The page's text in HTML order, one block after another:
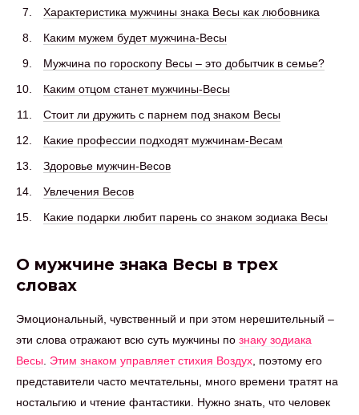
Характеристика мужчины знака Весы как любовника
Каким мужем будет мужчина-Весы
Мужчина по гороскопу Весы – это добытчик в семье?
Каким отцом станет мужчины-Весы
Стоит ли дружить с парнем под знаком Весы
Какие профессии подходят мужчинам-Весам
Здоровье мужчин-Весов
Увлечения Весов
Какие подарки любит парень со знаком зодиака Весы
О мужчине знака Весы в трех
словах
Эмоциональный, чувственный и при этом нерешительный –
эти слова отражают всю суть мужчины по знаку зодиака
Весы
Этим знаком управляет стихия Воздух , поэтому его
представители часто мечтательны, много времени тратят на
ностальгию и чтение фантастики. Нужно знать, что человек